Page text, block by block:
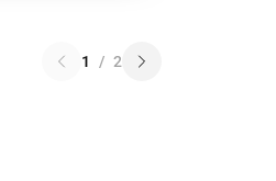
1 / 2